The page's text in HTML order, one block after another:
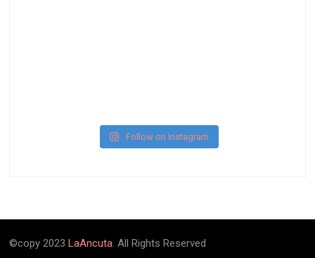
Follow on Instagram
©copy 2023LaAncuta. All Rights Reserved